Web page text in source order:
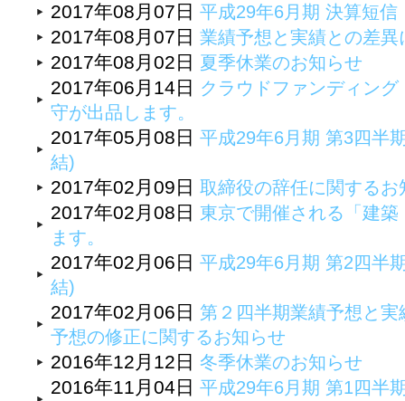
2017年08月07日 平成29年6月期 決算短
2017年08月07日 業績予想と実績との差
2017年08月02日 夏季休業のお知らせ
2017年06月14日 クラウドファンディン
守が出品します。
2017年05月08日 平成29年6月期 第3四半
結)
2017年02月09日 取締役の辞任に関するお
2017年02月08日 東京で開催される「建
ます。
2017年02月06日 平成29年6月期 第2四半
結)
2017年02月06日 第２四半期業績予想と
予想の修正に関するお知らせ
2016年12月12日 冬季休業のお知らせ
2016年11月04日 平成29年6月期 第1四半